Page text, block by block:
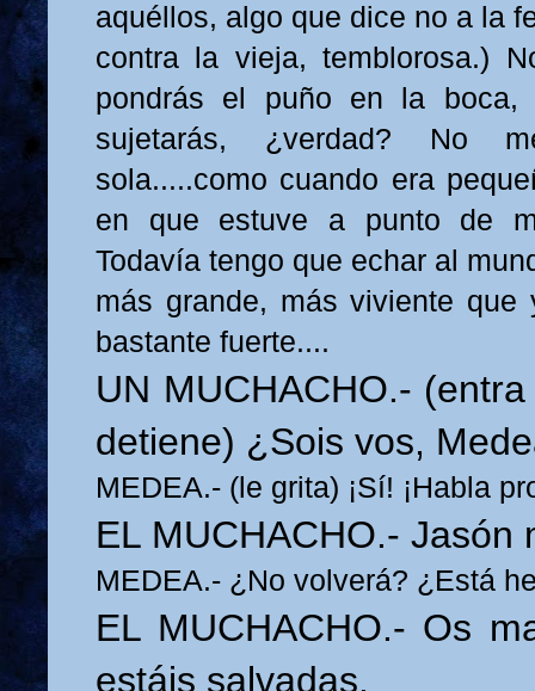
aquéllos, algo que dice no a la
contra la vieja, temblorosa.)
pondrás el puño en la
sujetarás, ¿verdad? No
sola.....como cuando era
en que estuve a punto de
Todavía tengo que echar al
más grande, más viviente
bastante fuerte....
UN MUCHACHO.-
detiene) ¿Sois vos,
MEDEA.- (le grita) ¡Sí! ¡Habla
EL MUCHACHO.- Jasón
MEDEA.- ¿No volverá? ¿Está
EL MUCHACHO.- Os
estáis salvadas.